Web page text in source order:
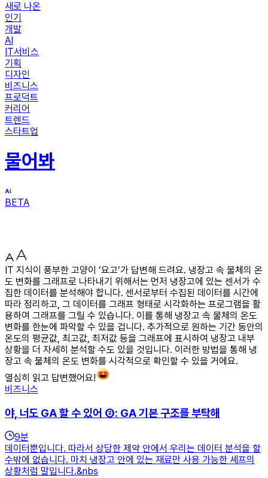
새로 나온
인기
개발
AI
IT서비스
기획
디자인
비즈니스
프로덕트
커리어
트렌드
스타트업
물어봐
BETA
IT 지식이 풍부한 고양이 ‘요고’가 답변해 드려요. 냉장고 속 물체의 온
도 변화를 그래프로 나타내기 위해서는 먼저 냉장고에 있는 센서가 수
집한 데이터를 분석해야 합니다. 센서로부터 수집된 데이터를 시간에
따라 정리하고, 그 데이터를 그래프 형태로 시각화하는 프로그램을 활
용하여 그래프를 그릴 수 있습니다. 이를 통해 냉장고 속 물체의 온도
변화를 한눈에 파악할 수 있을 겁니다. 추가적으로 원하는 기간 동안의
온도의 평균값, 최고값, 최저값 등을 그래프에 표시하여 냉장고 내부
상황을 더 자세히 분석할 수도 있을 것입니다. 이러한 방법을 통해 냉
장고 속 물체의 온도 변화를 시각적으로 확인할 수 있을 거에요.
열심히 읽고 답변했어요!
비즈니스
야, 너도 GA 할 수 있어 ②: GA 기본 구조를 부탁해
9분
데이터뿐입니다. 따라서 상당한 제약 안에서 우리는 데이터 분석을 할
수밖에 없습니다. 마치 냉장고 안에 있는 재료만 사용 가능한 셰프의
상황처럼 말입니다.&nbs